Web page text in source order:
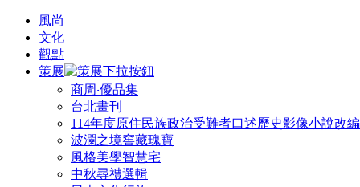
風尚
文化
觀點
策展
商周‧優品集
台北畫刊
114年度原住民族政治受難者口述歷史影像小說改
波瀾之境窖藏瑰寶
風格美學智慧宅
中秋尋禮選輯